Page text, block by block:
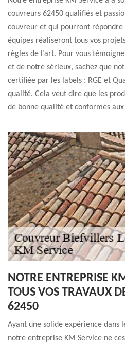
couvreurs 62450 qualifiés et
couvreur et qui pourront répondre
équipes réaliseront tous vos
règles de l’art. Pour vous
et de notre sérieux, sachez que
certifiée par les labels : RGE et
qualité. Cela veut dire que les
de bonne qualité et conformes
NOTRE ENTREPRISE
TOUS VOS TRAVAUX
62450
Ayant une solide expérience dans
notre entreprise KM Service ne